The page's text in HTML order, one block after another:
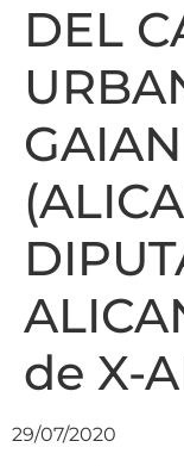
DEL
de X-
29/07/2020